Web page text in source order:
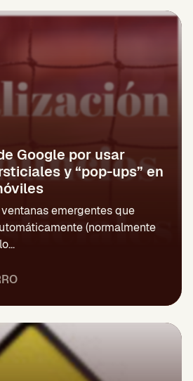
Google por usar
y “pop-ups” en
ventanas emergentes que
(normalmente